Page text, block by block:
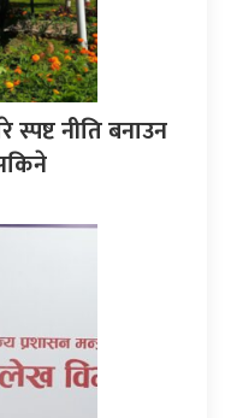
स्पष्ट नीति बनाउन